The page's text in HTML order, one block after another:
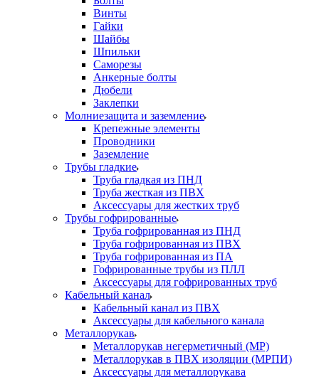
Винты
Гайки
Шайбы
Шпильки
Саморезы
Анкерные болты
Дюбели
Заклепки
Молниезащита и заземление
Крепежные элементы
Проводники
Заземление
Трубы гладкие
Труба гладкая из ПНД
Труба жесткая из ПВХ
Аксессуары для жестких труб
Трубы гофрированные
Труба гофрированная из ПНД
Труба гофрированная из ПВХ
Труба гофрированная из ПА
Гофрированные трубы из ПЛЛ
Аксессуары для гофрированных труб
Кабельный канал
Кабельный канал из ПВХ
Аксессуары для кабельного канала
Металлорукав
Металлорукав негерметичный (МР)
Металлорукав в ПВХ изоляции (МРПИ)
Аксессуары для металлорукава